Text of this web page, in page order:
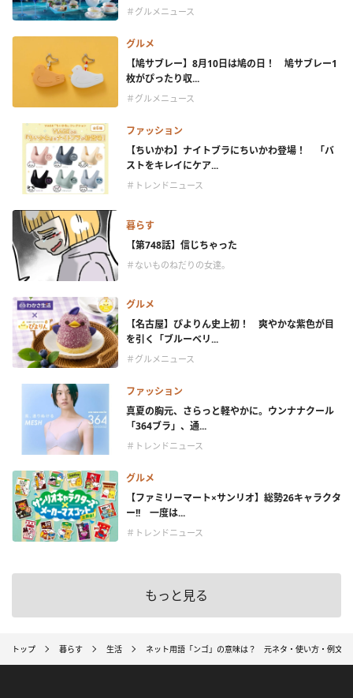
＃グルメニュース
グルメ
【鳩サブレー】8月10日は鳩の日！ 鳩サブレー1
枚がぴったり収...
＃グルメニュース
ファッション
【ちいかわ】ナイトブラにちいかわ登場！ 「バ
ストをキレイにケア...
＃トレンドニュース
暮らす
【第748話】信じちゃった
＃ないものねだりの女達。
グルメ
【名古屋】ぴよりん史上初！ 爽やかな紫色が目
を引く「ブルーベリ...
＃グルメニュース
ファッション
真夏の胸元、さらっと軽やかに。ウンナナクール
「364ブラ」、通...
＃トレンドニュース
グルメ
【ファミリーマート×サンリオ】総勢26キャラクタ
ー!! 一度は...
＃トレンドニュース
もっと見る
トップ 暮らす 生活 ネット用語「ンゴ」の意味は？ 元ネタ・使い方・例文も